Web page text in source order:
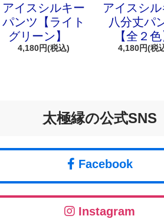
アイスシルキー
パンツ【ライト
グリーン】
4,180円(税込)
アイスシ
八分丈パ
【全２色
4,180円(税
太極縁の公式SNS
Facebook
Instagram